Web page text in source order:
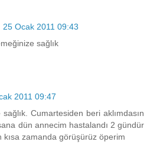
25 Ocak 2011 09:43
sağlık
2011 09:47
Cumartesiden beri aklımdasın
dün annecim hastalandı 2 gündür
kısa zamanda görüşürüz öperim